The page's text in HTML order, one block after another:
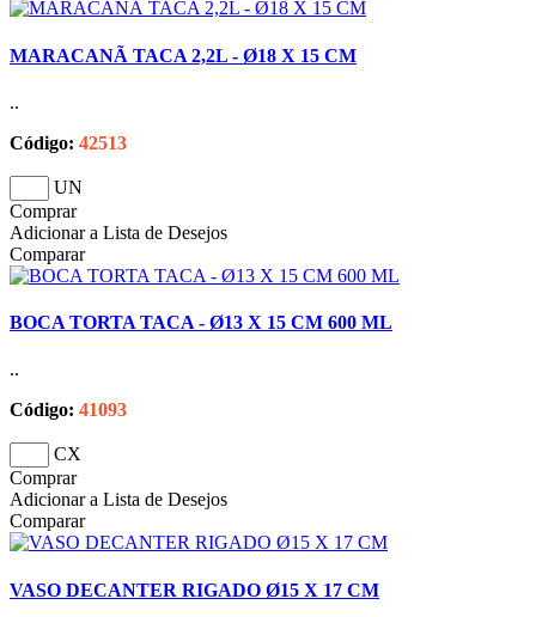
MARACANÃ TACA 2,2L - Ø18 X 15 CM
..
Código: 42513
UN
Comprar
Adicionar a Lista de Desejos
Comparar
BOCA TORTA TACA - Ø13 X 15 CM 600 ML
..
Código: 41093
CX
Comprar
Adicionar a Lista de Desejos
Comparar
VASO DECANTER RIGADO Ø15 X 17 CM